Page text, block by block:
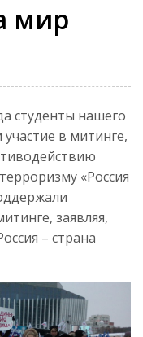
мир
студенты нашего
в митинге,
«Россия
заявляя,
– страна